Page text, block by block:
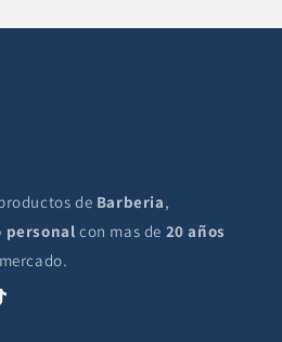
de Barberia,
personal con mas de 20 años